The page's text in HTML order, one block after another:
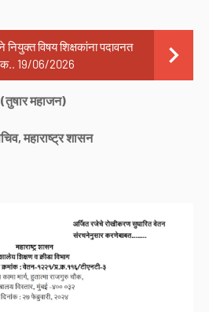
नियुक्त विषय शिक्षकांना पदावनत
19/06/2026
(तुषार महाजन)
महाराष्ट्र शासन